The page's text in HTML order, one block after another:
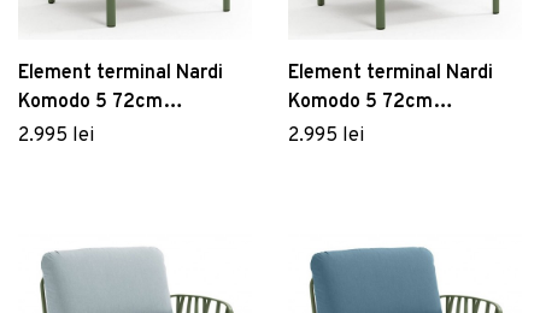
Element terminal Nardi
Komodo 5 72cm
dreapta/stanga cadru
2.995 lei
Element terminal Nardi
Komodo 5 72cm
dreapta/stanga cadru
2.995 lei